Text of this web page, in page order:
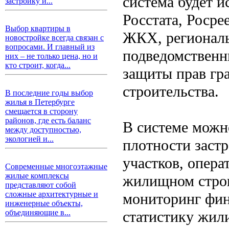
Выбор квартиры в
новостройке всегда связан с
вопросами. И главный из
них – не только цена, но и
кто строит, когда...
В последние годы выбор
жилья в Петербурге
смещается в сторону
районов, где есть баланс
между доступностью,
экологией и...
Современные многоэтажные
жилые комплексы
представляют собой
сложные архитектурные и
инженерные объекты,
объединяющие в...
Росстата,
ЖКХ,
защиты прав
строительства.
В системе
плотности
участков,
жилищном
мониторинг
статистику